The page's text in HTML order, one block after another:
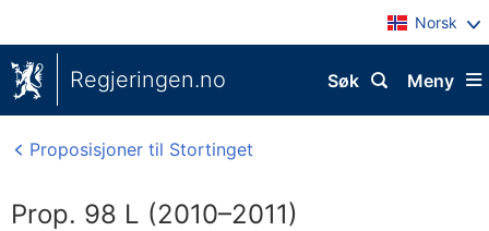
Norsk
Regjeringen.no Meny
Søk
Proposisjoner til Stortinget
Prop. 98 L (2010–2011)